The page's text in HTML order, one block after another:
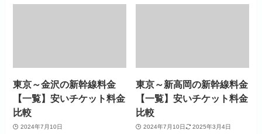
東京～金沢の新幹線料金
【一覧】安いチケット料金
比較
2024年7月10日
東京～新高岡の新幹線料金
【一覧】安いチケット料金
比較
2024年7月10日 2025年3月4日